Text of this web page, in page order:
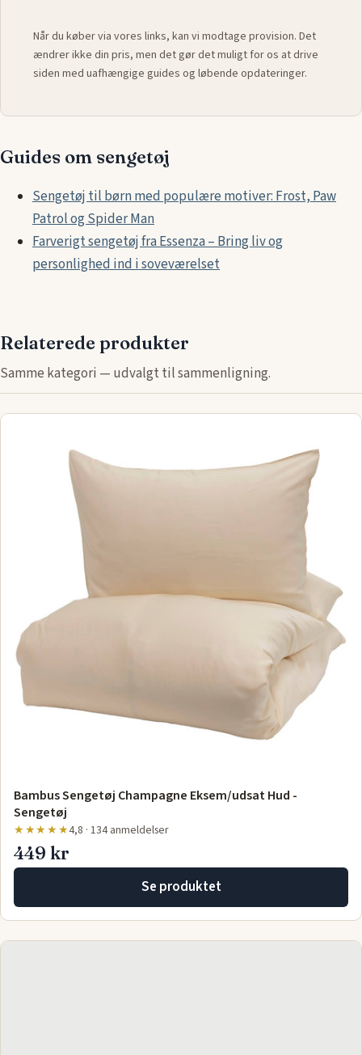
Når du køber via vores links, kan vi modtage provision. Det
ændrer ikke din pris, men det gør det muligt for os at drive
siden med uafhængige guides og løbende opdateringer.
Guides om sengetøj
Sengetøj til børn med populære motiver: Frost, Paw
Patrol og Spider Man
Farverigt sengetøj fra Essenza – Bring liv og
personlighed ind i soveværelset
Relaterede produkter
Samme kategori — udvalgt til sammenligning.
Bambus Sengetøj Champagne Eksem/udsat Hud -
Sengetøj
★★★★★4,8 · 134 anmeldelser
449 kr
Se produktet